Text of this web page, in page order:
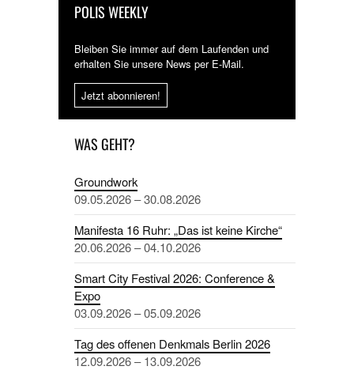
POLIS WEEKLY
Bleiben Sie immer auf dem Laufenden und
erhalten Sie unsere News per E-Mail.
Jetzt abonnieren!
WAS GEHT?
Groundwork
09.05.2026 – 30.08.2026
Manifesta 16 Ruhr: „Das ist keine Kirche“
20.06.2026 – 04.10.2026
Smart City Festival 2026: Conference &
Expo
03.09.2026 – 05.09.2026
Tag des offenen Denkmals Berlin 2026
12.09.2026 – 13.09.2026